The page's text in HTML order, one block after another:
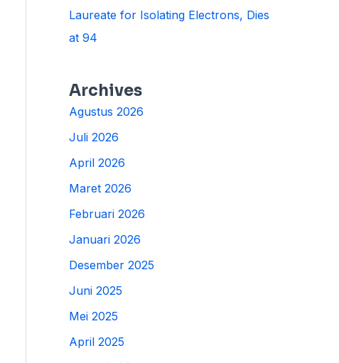
Laureate for Isolating Electrons, Dies
at 94
Archives
Agustus 2026
Juli 2026
April 2026
Maret 2026
Februari 2026
Januari 2026
Desember 2025
Juni 2025
Mei 2025
April 2025